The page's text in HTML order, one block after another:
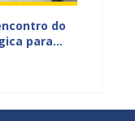
do
para